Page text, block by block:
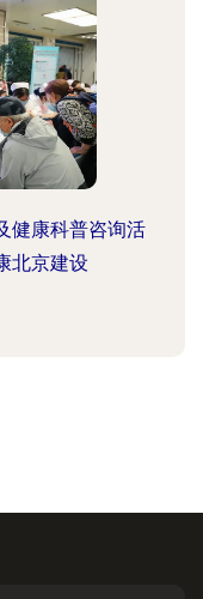
健康科普咨询活
北京建设